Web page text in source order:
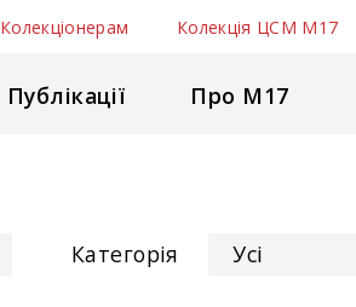
Публікації Про М17
Колекціонерам Колекція ЦСМ М17
Категорія Усі